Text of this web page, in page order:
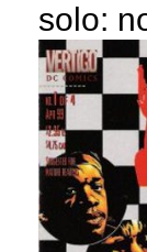
solo: